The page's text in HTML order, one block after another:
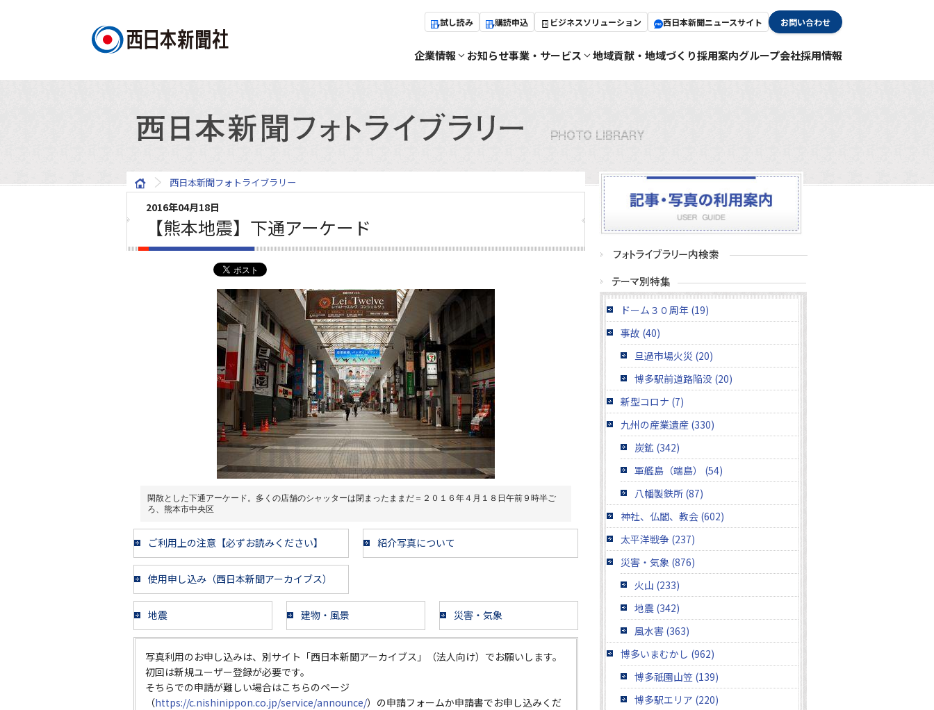
試し読み 購読申込 ビジネスソリューション 西日本新聞ニュースサイト お問い合わせ
企業情報 お知らせ事業・サービス 地域貢献・地域づくり採用案内グループ会社採用情報
西日本新聞フォトライブラリー
2016年04月18日
【熊本地震】下通アーケード
閑散とした下通アーケード。多くの店舗のシャッターは閉まったままだ＝２０１６年４月１８日午前９時半ご
ろ、熊本市中央区
ご利用上の注意【必ずお読みください】 紹介写真について
使用申し込み（西日本新聞アーカイブス）
地震 建物・風景 災害・気象
写真利用のお申し込みは、別サイト「西日本新聞アーカイブス」（法人向け）でお願いします。
初回は新規ユーザー登録が必要です。
そちらでの申請が難しい場合はこちらのページ
（https://c.nishinippon.co.jp/service/announce/）の申請フォームか申請書でお申し込みくだ
ドーム３０周年 (19)
事故 (40)
旦過市場火災 (20)
博多駅前道路陥没 (20)
新型コロナ (7)
九州の産業遺産 (330)
炭鉱 (342)
軍艦島（端島） (54)
八幡製鉄所 (87)
神社、仏閣、教会 (602)
太平洋戦争 (237)
災害・気象 (876)
火山 (233)
地震 (342)
風水害 (363)
博多いまむかし (962)
博多祇園山笠 (139)
博多駅エリア (220)